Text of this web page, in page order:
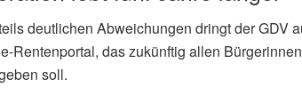
deutlichen Abweichungen dringt der GDV
Rentenportal, das zukünftig allen
soll.